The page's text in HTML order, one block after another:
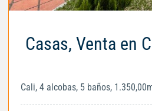
Casas, Venta en
Cali, 4 alcobas, 5 baños,